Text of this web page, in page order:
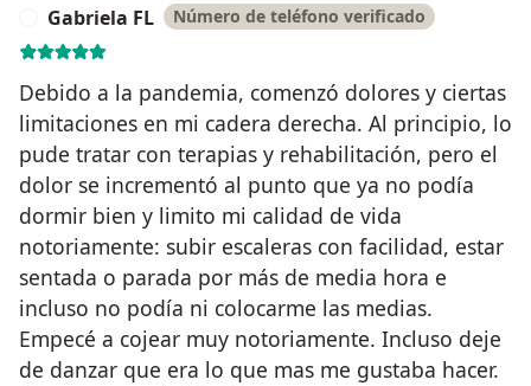
Gabriela FL Número de teléfono verificado
Debido a la pandemia, comenzó dolores y ciertas
limitaciones en mi cadera derecha. Al principio, lo
pude tratar con terapias y rehabilitación, pero el
dolor se incrementó al punto que ya no podía
dormir bien y limito mi calidad de vida
notoriamente: subir escaleras con facilidad, estar
sentada o parada por más de media hora e
incluso no podía ni colocarme las medias.
Empecé a cojear muy notoriamente. Incluso deje
de danzar que era lo que mas me gustaba hacer.